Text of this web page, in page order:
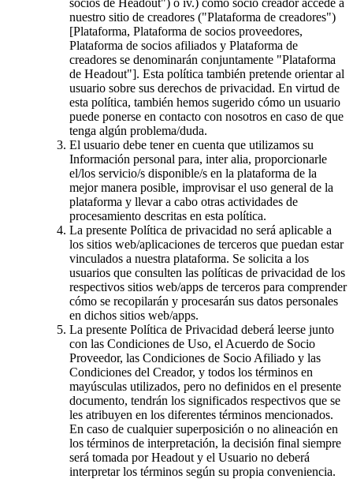
nuestro sitio de creadores ("Plataforma de creadores")
[Plataforma, Plataforma de socios proveedores,
Plataforma de socios afiliados y Plataforma de
creadores se denominarán conjuntamente "Plataforma
de Headout"]. Esta política también pretende orientar al
usuario sobre sus derechos de privacidad. En virtud de
esta política, también hemos sugerido cómo un usuario
puede ponerse en contacto con nosotros en caso de que
tenga algún problema/duda.
El usuario debe tener en cuenta que utilizamos su
Información personal para, inter alia, proporcionarle
el/los servicio/s disponible/s en la plataforma de la
mejor manera posible, improvisar el uso general de la
plataforma y llevar a cabo otras actividades de
procesamiento descritas en esta política.
La presente Política de privacidad no será aplicable a
los sitios web/aplicaciones de terceros que puedan estar
vinculados a nuestra plataforma. Se solicita a los
usuarios que consulten las políticas de privacidad de los
respectivos sitios web/apps de terceros para comprender
cómo se recopilarán y procesarán sus datos personales
en dichos sitios web/apps.
La presente Política de Privacidad deberá leerse junto
con las Condiciones de Uso, el Acuerdo de Socio
Proveedor, las Condiciones de Socio Afiliado y las
Condiciones del Creador, y todos los términos en
mayúsculas utilizados, pero no definidos en el presente
documento, tendrán los significados respectivos que se
les atribuyen en los diferentes términos mencionados.
En caso de cualquier superposición o no alineación en
los términos de interpretación, la decisión final siempre
será tomada por Headout y el Usuario no deberá
interpretar los términos según su propia conveniencia.